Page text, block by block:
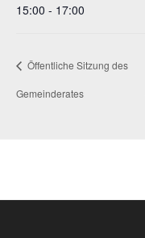
15:00 - 17:00
Öffentliche Sitzung des
Gemeinderates